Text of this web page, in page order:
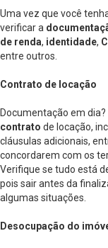
Uma vez que você
verificar a
de renda, identidade,
entre outros.
Contrato de locação
Documentação em
contrato de locação,
cláusulas adicionais,
concordarem com os
Verifique se tudo está
pois sair antes da
algumas situações.
Desocupação do